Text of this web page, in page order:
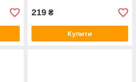
219 ₴
Купити